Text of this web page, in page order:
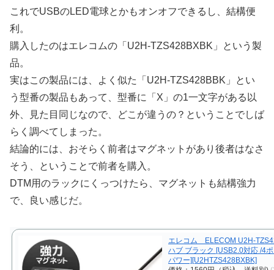
これでUSBのLED電球とかもオンオフできるし、結構便
利。
購入したのはエレコムの「U2H-TZS428BXBK」という製
品。
実はこの製品には、よく似た「U2H-TZS428BBK」とい
う型番の製品もあって、型番に「X」の1一文字がある以
外、見た目同じなので、どこが違うの？ということでしば
らく調べてしまった。
結論的には、おそらく前者はマグネットがあり後者はなさ
そう、ということで前者を購入。
DTM用のラックにくっつけたら、マグネットも結構強力
で、良い感じだ。
エレコム ELECOM U2H-
ハブ ブラック [USB2.0対応 /4
パワー][U2HTZS428BXBK]